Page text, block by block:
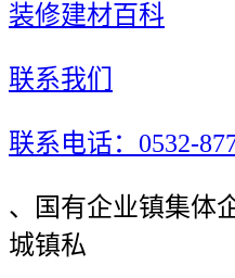
装修建材百科
联系我们
联系电话：0532-
、国有企业镇集体
城镇私